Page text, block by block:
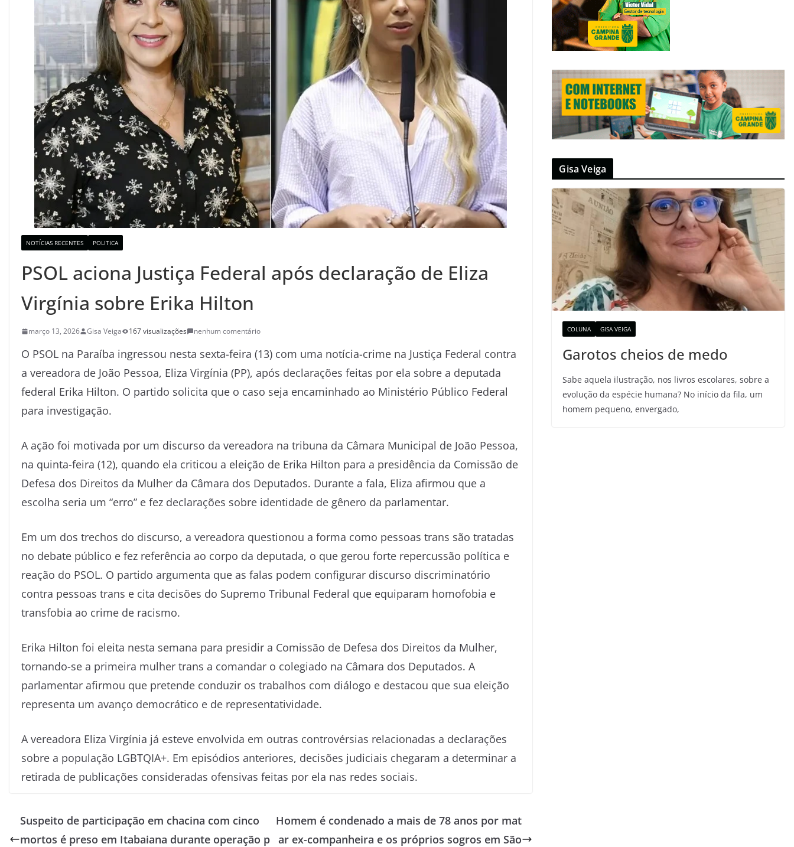
NOTÍCIAS RECENTES POLITICA
PSOL aciona Justiça Federal após declaração de Eliza
Virgínia sobre Erika Hilton
março 13, 2026 Gisa Veiga 167 visualizações nenhum comentário
O PSOL na Paraíba ingressou nesta sexta-feira (13) com uma notícia-crime na Justiça Federal contra
a vereadora de João Pessoa, Eliza Virgínia (PP), após declarações feitas por ela sobre a deputada
federal Erika Hilton. O partido solicita que o caso seja encaminhado ao Ministério Público Federal
para investigação.
A ação foi motivada por um discurso da vereadora na tribuna da Câmara Municipal de João Pessoa,
na quinta-feira (12), quando ela criticou a eleição de Erika Hilton para a presidência da Comissão de
Defesa dos Direitos da Mulher da Câmara dos Deputados. Durante a fala, Eliza afirmou que a
escolha seria um “erro” e fez declarações sobre identidade de gênero da parlamentar.
Em um dos trechos do discurso, a vereadora questionou a forma como pessoas trans são tratadas
no debate público e fez referência ao corpo da deputada, o que gerou forte repercussão política e
reação do PSOL. O partido argumenta que as falas podem configurar discurso discriminatório
contra pessoas trans e cita decisões do Supremo Tribunal Federal que equiparam homofobia e
transfobia ao crime de racismo.
Erika Hilton foi eleita nesta semana para presidir a Comissão de Defesa dos Direitos da Mulher,
tornando-se a primeira mulher trans a comandar o colegiado na Câmara dos Deputados. A
parlamentar afirmou que pretende conduzir os trabalhos com diálogo e destacou que sua eleição
representa um avanço democrático e de representatividade.
A vereadora Eliza Virgínia já esteve envolvida em outras controvérsias relacionadas a declarações
sobre a população LGBTQIA+. Em episódios anteriores, decisões judiciais chegaram a determinar a
retirada de publicações consideradas ofensivas feitas por ela nas redes sociais.
Suspeito de participação em chacina com cinco
mortos é preso em Itabaiana durante operação p
Homem é condenado a mais de 78 anos por mat
ar ex-companheira e os próprios sogros em São
Gisa Veiga
COLUNA GISA VEIGA
Garotos cheios de medo
Sabe aquela ilustração, nos livros escolares, sobre a
evolução da espécie humana? No início da fila, um
homem pequeno, envergado,